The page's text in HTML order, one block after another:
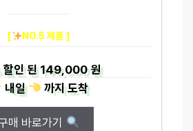
[ NO.5 제품 ]
할인 된149,000 원
내일
까지도착
매 바로가기